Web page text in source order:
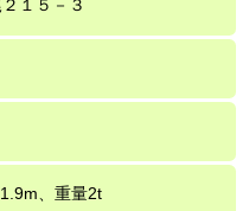
１５－３
、重量2t